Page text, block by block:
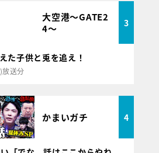
大空港～GATE2
4～
3
た子供と兎を追え！
送分
かまいガチ 4